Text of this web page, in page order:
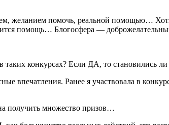
желанием помочь, реальной помощью…
помощь… Блогосфера —
таких конкурсах? Если ДА, то становились
Ранее я участвовала в
получить множество призов…